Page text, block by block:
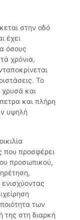
στην οδό
έχει
όσους
χρόνια,
Το
και
και πλήρη
υψηλή
που προσφέρει
προσωπικού,
των
της στη διαρκή